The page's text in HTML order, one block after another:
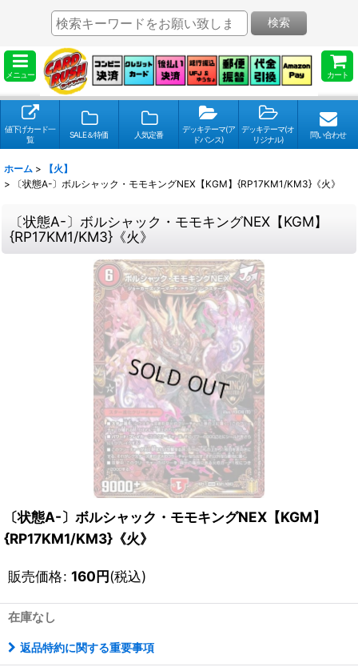
メニュー カート
検索
値下げカード一
覧
SALE＆特価 人気定番
デッキテーマ(ア
ドバンス)
デッキテーマ(オ
リジナル)
問い合わせ
ホーム >
【火】
>
〔状態A-〕ボルシャック・モモキングNEX【KGM】{RP17KM1/KM3}《火》
〔状態A-〕ボルシャック・モモキングNEX【KGM】
{RP17KM1/KM3}《火》
〔状態A-〕ボルシャック・モモキングNEX【KGM】
{RP17KM1/KM3}《火》
販売価格: 160円(税込)
在庫なし
返品特約に関する重要事項